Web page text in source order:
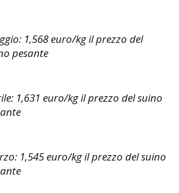
1,568 euro/kg il prezzo del
pesante
1,631 euro/kg il prezzo del suino
1,545 euro/kg il prezzo del suino